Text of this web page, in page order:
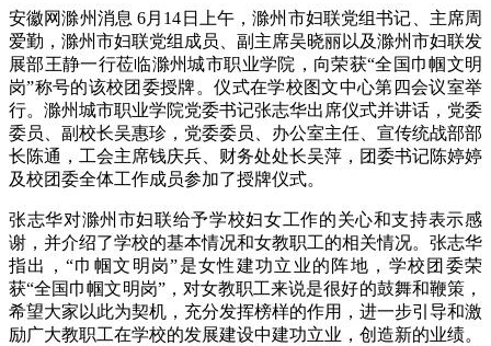
安徽网滁州消息 6月14日上午，滁州市妇联党组书记、主席周
爱勤，滁州市妇联党组成员、副主席吴晓丽以及滁州市妇联发
展部王静一行莅临滁州城市职业学院，向荣获“全国巾帼文明
岗”称号的该校团委授牌。仪式在学校图文中心第四会议室举
行。滁州城市职业学院党委书记张志华出席仪式并讲话，党委
委员、副校长吴惠珍，党委委员、办公室主任、宣传统战部部
长陈通，工会主席钱庆兵、财务处处长吴萍，团委书记陈婷婷
及校团委全体工作成员参加了授牌仪式。
张志华对滁州市妇联给予学校妇女工作的关心和支持表示感
谢，并介绍了学校的基本情况和女教职工的相关情况。张志华
指出，“巾帼文明岗”是女性建功立业的阵地，学校团委荣
获“全国巾帼文明岗”，对女教职工来说是很好的鼓舞和鞭策，
希望大家以此为契机，充分发挥榜样的作用，进一步引导和激
励广大教职工在学校的发展建设中建功立业，创造新的业绩。